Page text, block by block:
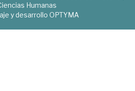
Humanas
y desarrollo OPTYMA